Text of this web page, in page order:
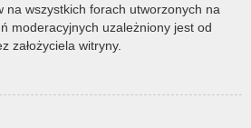
na wszystkich forach utworzonych na
moderacyjnych uzależniony jest od
założyciela witryny.